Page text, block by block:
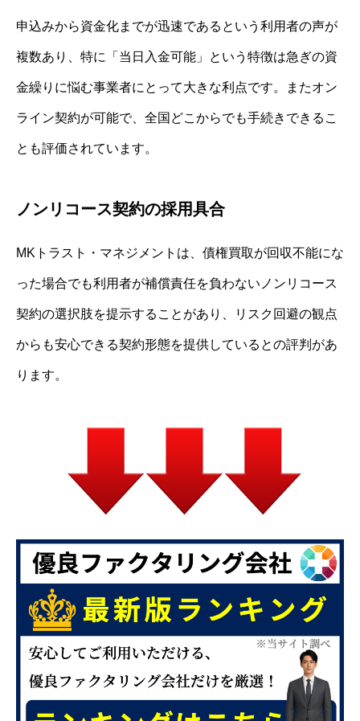
申込みから資金化までが迅速であるという利用者の声が
複数あり、特に「当日入金可能」という特徴は急ぎの資
金繰りに悩む事業者にとって大きな利点です。またオン
ライン契約が可能で、全国どこからでも手続きできるこ
とも評価されています。
ノンリコース契約の採用具合
MKトラスト・マネジメントは、債権買取が回収不能にな
った場合でも利用者が補償責任を負わないノンリコース
契約の選択肢を提示することがあり、リスク回避の観点
からも安心できる契約形態を提供しているとの評判があ
ります。